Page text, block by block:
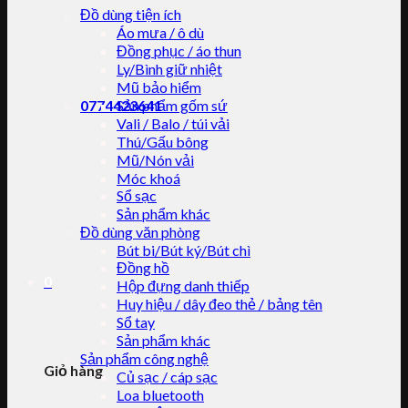
0774423641
Giỏ hàng
Đồ dùng tiện ích
Áo mưa / ô dù
Đồng phục / áo thun
Ly/Bình giữ nhiệt
Mũ bảo hiểm
Sản phẩm gốm sứ
Vali / Balo / túi vải
Thú/Gấu bông
Mũ/Nón vải
Móc khoá
Sổ sạc
Sản phẩm khác
Đồ dùng văn phòng
Bút bi/Bút ký/Bút chì
Đồng hồ
Hộp đựng danh thiếp
Huy hiệu / dây đeo thẻ / bảng tên
Sổ tay
Sản phẩm khác
Sản phẩm công nghệ
Củ sạc / cáp sạc
Loa bluetooth